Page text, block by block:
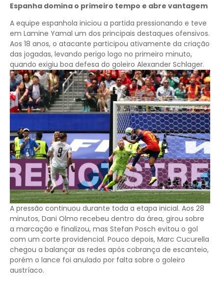
Espanha domina o primeiro tempo e abre vantagem
A equipe espanhola iniciou a partida pressionando e teve
em Lamine Yamal um dos principais destaques ofensivos.
Aos 18 anos, o atacante participou ativamente da criação
das jogadas, levando perigo logo no primeiro minuto,
quando exigiu boa defesa do goleiro Alexander Schlager.
A pressão continuou durante toda a etapa inicial. Aos 28
minutos, Dani Olmo recebeu dentro da área, girou sobre
a marcação e finalizou, mas Stefan Posch evitou o gol
com um corte providencial. Pouco depois, Marc Cucurella
chegou a balançar as redes após cobrança de escanteio,
porém o lance foi anulado por falta sobre o goleiro
austríaco.